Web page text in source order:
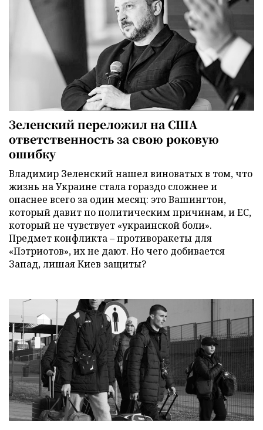
Зеленский переложил на США
ответственность за свою роковую
ошибку
Владимир Зеленский нашел виноватых в том, что
жизнь на Украине стала гораздо сложнее и
опаснее всего за один месяц: это Вашингтон,
который давит по политическим причинам, и ЕС,
который не чувствует «украинской боли».
Предмет конфликта – противоракеты для
«Пэтриотов», их не дают. Но чего добивается
Запад, лишая Киев защиты?